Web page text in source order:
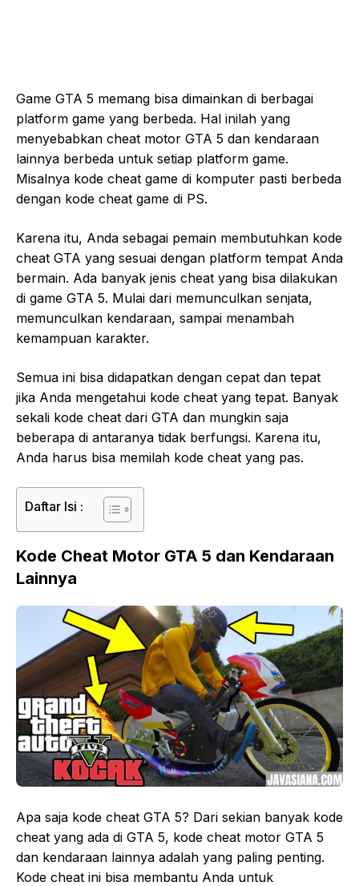
Game GTA 5 memang bisa dimainkan di berbagai
platform game yang berbeda. Hal inilah yang
menyebabkan cheat motor GTA 5 dan kendaraan
lainnya berbeda untuk setiap platform game.
Misalnya kode cheat game di komputer pasti berbeda
dengan kode cheat game di PS.
Karena itu, Anda sebagai pemain membutuhkan kode
cheat GTA yang sesuai dengan platform tempat Anda
bermain. Ada banyak jenis cheat yang bisa dilakukan
di game GTA 5. Mulai dari memunculkan senjata,
memunculkan kendaraan, sampai menambah
kemampuan karakter.
Semua ini bisa didapatkan dengan cepat dan tepat
jika Anda mengetahui kode cheat yang tepat. Banyak
sekali kode cheat dari GTA dan mungkin saja
beberapa di antaranya tidak berfungsi. Karena itu,
Anda harus bisa memilah kode cheat yang pas.
Daftar Isi :
Kode Cheat Motor GTA 5 dan Kendaraan
Lainnya
Apa saja kode cheat GTA 5? Dari sekian banyak kode
cheat yang ada di GTA 5, kode cheat motor GTA 5
dan kendaraan lainnya adalah yang paling penting.
Kode cheat ini bisa membantu Anda untuk